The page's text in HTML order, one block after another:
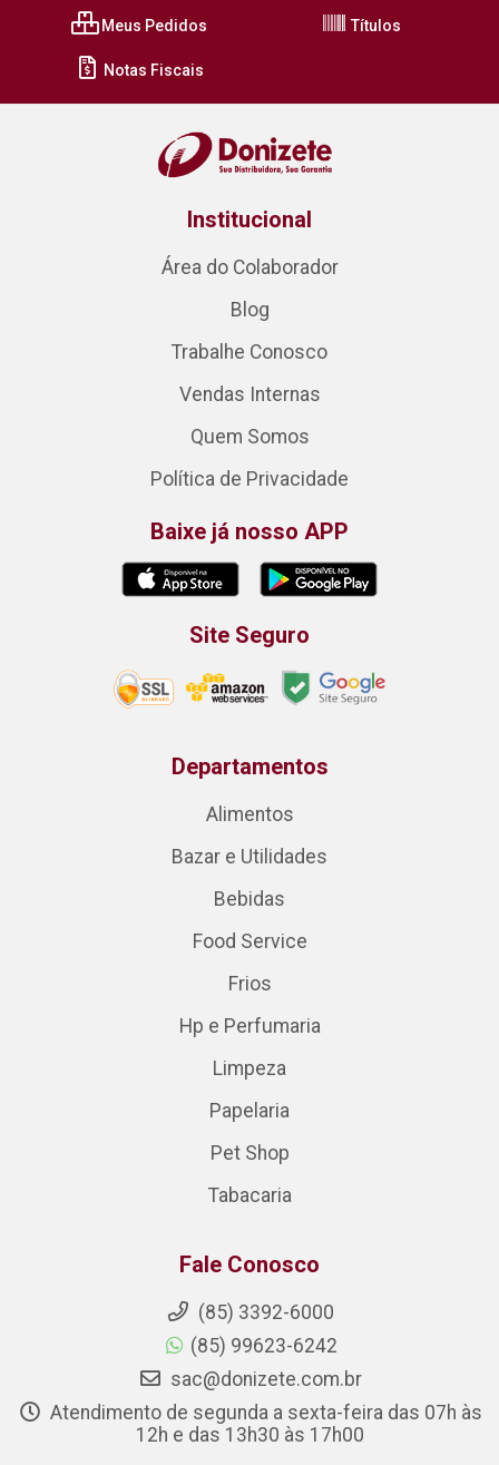
Meus Pedidos Títulos
Notas Fiscais
Institucional
Área do Colaborador
Blog
Trabalhe Conosco
Vendas Internas
Quem Somos
Política de Privacidade
Baixe já nosso APP
Site Seguro
Departamentos
Alimentos
Bazar e Utilidades
Bebidas
Food Service
Frios
Hp e Perfumaria
Limpeza
Papelaria
Pet Shop
Tabacaria
Fale Conosco
(85) 3392-6000
(85) 99623-6242
sac@donizete.com.br
Atendimento de segunda a sexta-feira das 07h às
12h e das 13h30 às 17h00